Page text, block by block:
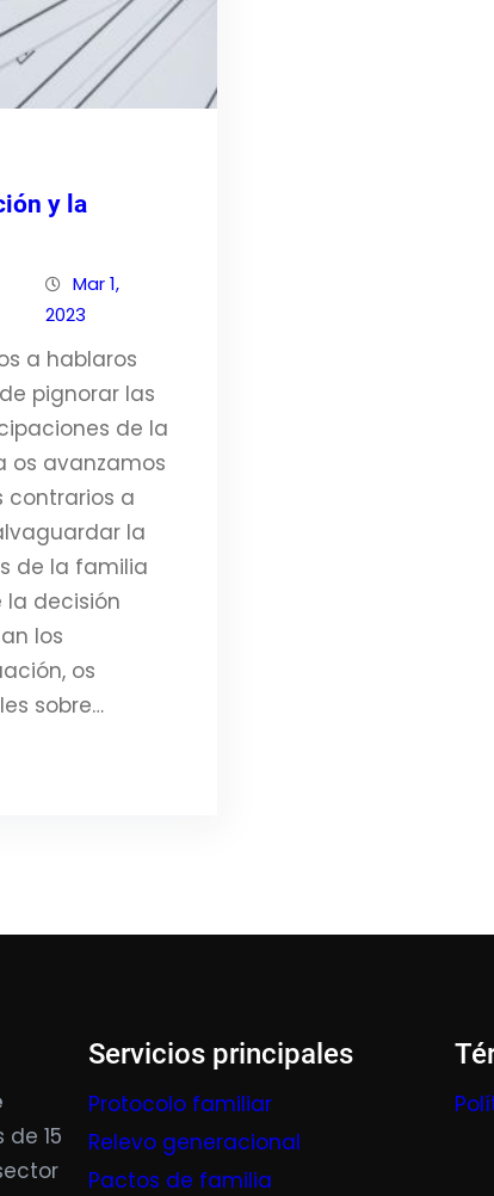
y la
Mar 1,
2023
a hablaros
pignorar las
de la
os avanzamos
contrarios a
la
de la familia
la decisión
los
os
sobre…
15
Servicios principales
Protocolo familiar
Relevo generacional
Pactos de familia